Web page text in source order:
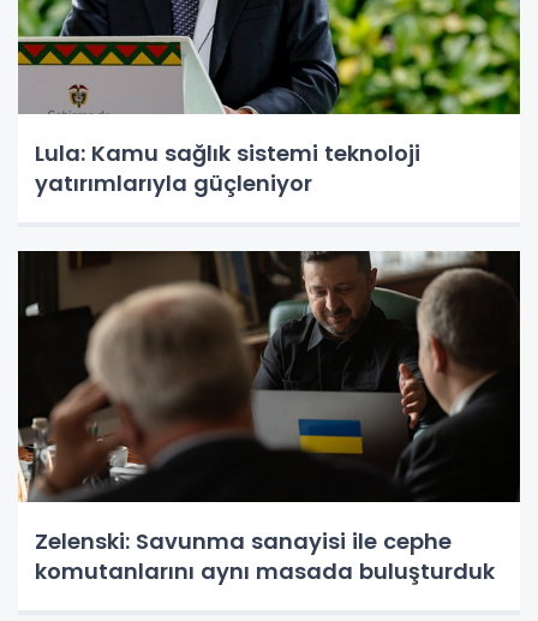
Lula: Kamu sağlık sistemi teknoloji
yatırımlarıyla güçleniyor
Zelenski: Savunma sanayisi ile cephe
komutanlarını aynı masada buluşturduk